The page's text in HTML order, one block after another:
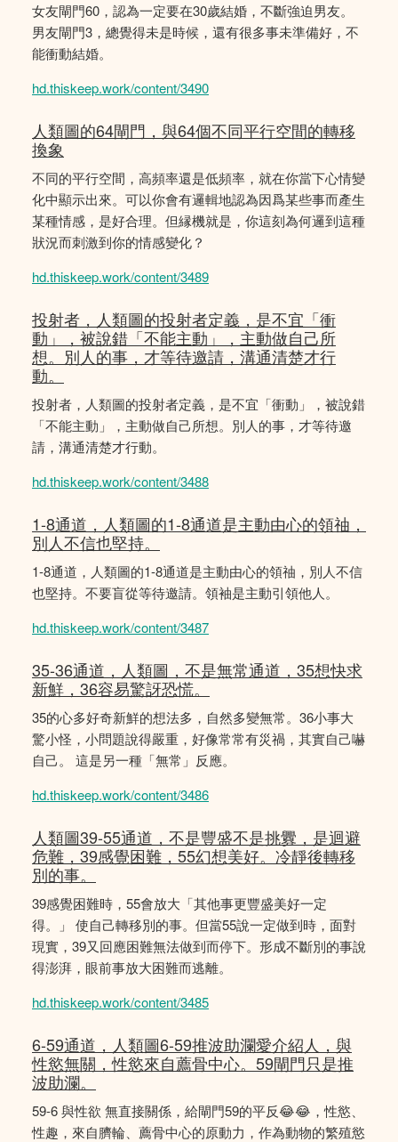
女友閘門60，認為一定要在30歲結婚，不斷強迫男友。
男友閘門3，總覺得未是時候，還有很多事未準備好，不
能衝動結婚。
hd.thiskeep.work/content/3490
人類圖的64閘門，與64個不同平行空間的轉移
換象
不同的平行空間，高頻率還是低頻率，就在你當下心情變
化中顯示出來。可以你會有邏輯地認為因爲某些事而產生
某種情感，是好合理。但縁機就是，你這刻為何邏到這種
狀況而刺激到你的情感變化？
hd.thiskeep.work/content/3489
投射者，人類圖的投射者定義，是不宜「衝
動」，被說錯「不能主動」，主動做自己所
想。別人的事，才等待邀請，溝通清楚才行
動。
投射者，人類圖的投射者定義，是不宜「衝動」，被說錯
「不能主動」，主動做自己所想。別人的事，才等待邀
請，溝通清楚才行動。
hd.thiskeep.work/content/3488
1-8通道，人類圖的1-8通道是主動由心的領䄂，
別人不信也堅持。
1-8通道，人類圖的1-8通道是主動由心的領䄂，別人不信
也堅持。不要盲從等待邀請。領袖是主動引領他人。
hd.thiskeep.work/content/3487
35-36通道，人類圖，不是無常通道，35想快求
新鮮，36容易驚訝恐慌。
35的心多好奇新鮮的想法多，自然多變無常。36小事大
驚小怪，小問題說得嚴重，好像常常有災禍，其實自己嚇
自己。 這是另一種「無常」反應。
hd.thiskeep.work/content/3486
人類圖39-55通道，不是豐盛不是挑釁，是迴避
危難，39感覺困難，55幻想美好。冷靜後轉移
別的事。
39感覺困難時，55會放大「其他事更豐盛美好一定
得。」 使自己轉移別的事。但當55說一定做到時，面對
現實，39又回應困難無法做到而停下。形成不斷別的事說
得澎湃，眼前事放大困難而逃離。
hd.thiskeep.work/content/3485
6-59通道，人類圖6-59推波助瀾愛介紹人，與
性慾無關，性慾來自薦骨中心。59閘門只是推
波助瀾。
59-6 與性欲 無直接關係，給閘門59的平反😂😂，性慾、
性趣，來自臍輪、薦骨中心的原動力，作為動物的繁殖慾